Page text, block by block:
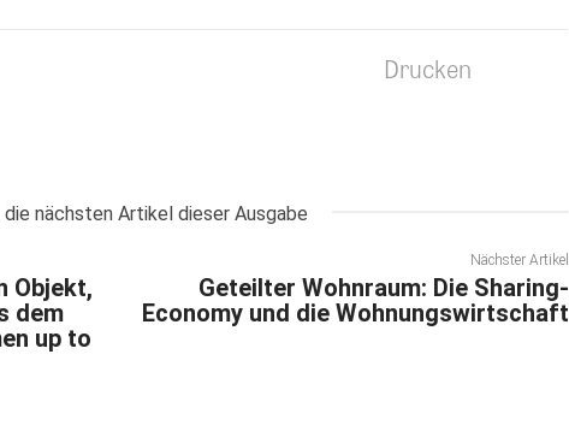
Drucken
die nächsten Artikel dieser Ausgabe
Objekt,
dem
up to
Nächster Artikel
Geteilter Wohnraum: Die Sharing-
Economy und die Wohnungswirtschaft